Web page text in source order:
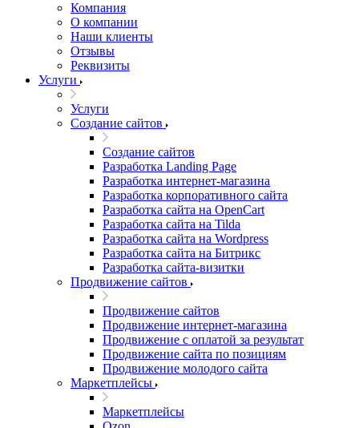
Компания
О компании
Наши клиенты
Отзывы
Реквизиты
Услуги
Услуги
Создание сайтов
Создание сайтов
Разработка Landing Page
Разработка интернет-магазина
Разработка корпоративного сайта
Разработка сайта на OpenCart
Разработка сайта на Tilda
Разработка сайта на Wordpress
Разработка сайта на Битрикс
Разработка сайта-визитки
Продвижение сайтов
Продвижение сайтов
Продвижение интернет-магазина
Продвижение с оплатой за результат
Продвижение сайта по позициям
Продвижение молодого сайта
Маркетплейсы
Маркетплейсы